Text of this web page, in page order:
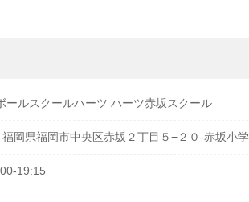
ールスクールハーツ ハーツ赤坂スクール
岡県福岡市中央区赤坂２丁目５−２０-赤坂小
19:15